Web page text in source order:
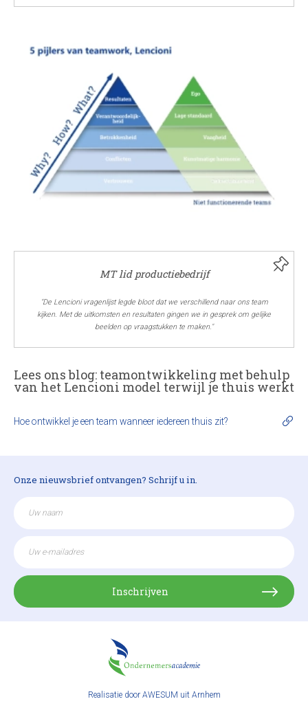
MT lid productiebedrijf
"De Lencioni vragenlijst legde bloot dat we verschillend naar ons team
kijken. Met de uitkomsten en resultaten gingen we in gesprek om gelijke
beelden op vraagstukken te maken."
Lees ons blog: teamontwikkeling met behulp
van het Lencioni model terwijl je thuis werkt
Hoe ontwikkel je een team wanneer iedereen thuis zit?
Onze nieuwsbrief ontvangen? Schrijf u in.
Inschrijven
Realisatie door AWESUM uit Arnhem